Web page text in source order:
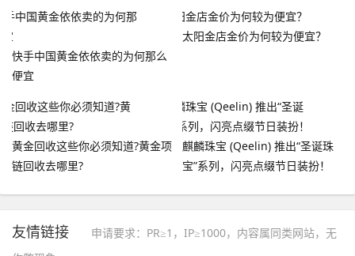
快手中国黄金依依卖的为何那么
便宜
太阳金店金价为何较为便宜？
黄金回收这些你必须知道?黄金项
链回收去哪里?
麒麟珠宝 (Qeelin) 推出“圣诞珠
宝”系列，闪亮点缀节日装扮！
友情链接
申请要求：PR≥1，IP≥1000，内容属同类网站，无